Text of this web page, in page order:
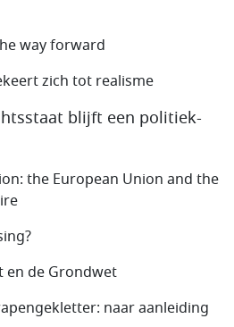
way forward
zich tot realisme
blijft een politiek-
the European Union and the
en de Grondwet
naar aanleiding